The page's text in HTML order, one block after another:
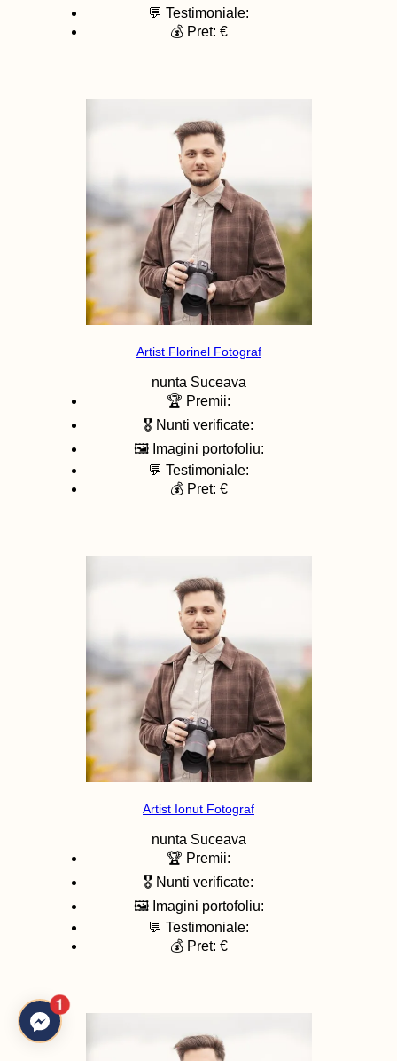
💬 Testimoniale:
💰 Pret: €
Artist Florinel Fotograf
nunta Suceava
🏆 Premii:
🎖️ Nunti verificate:
🖼️ Imagini portofoliu:
💬 Testimoniale:
💰 Pret: €
Artist Ionut Fotograf
nunta Suceava
🏆 Premii:
🎖️ Nunti verificate:
🖼️ Imagini portofoliu:
💬 Testimoniale:
💰 Pret: €